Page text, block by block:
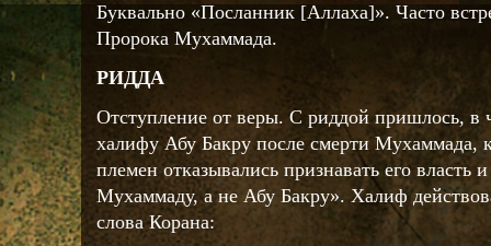
Буквально «Посланник [Аллаха]». Часто
Пророка Мухаммада.
РИДДА
Отступление от веры. С риддой пришлось, в
халифу Абу Бакру после смерти Мухаммада,
племен отказывались признавать его
Мухаммаду, а не Абу Бакру». Халиф
слова Корана: